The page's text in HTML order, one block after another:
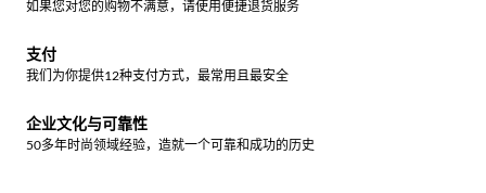
如果您对您的购物不满意，请使用便捷退货服务
支付
我们为你提供12种支付方式，最常用且最安全
企业文化与可靠性
50多年时尚领域经验，造就一个可靠和成功的历史